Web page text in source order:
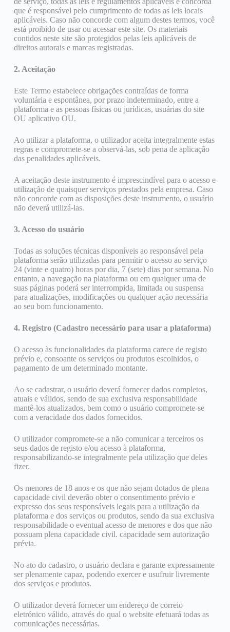
que é responsável pelo cumprimento de todas as leis locais
aplicáveis. Caso não concorde com algum destes termos, você
está proibido de usar ou acessar este site. Os materiais
contidos neste site são protegidos pelas leis aplicáveis ​​de
direitos autorais e marcas registradas.
2. Aceitação
Este Termo estabelece obrigações contraídas de forma
voluntária e espontânea, por prazo indeterminado, entre a
plataforma e as pessoas físicas ou jurídicas, usuárias do site
OU aplicativo OU.
Ao utilizar a plataforma, o utilizador aceita integralmente estas
regras e compromete-se a observá-las, sob pena de aplicação
das penalidades aplicáveis.
A aceitação deste instrumento é imprescindível para o acesso e
utilização de quaisquer serviços prestados pela empresa. Caso
não concorde com as disposições deste instrumento, o usuário
não deverá utilizá-las.
3. Acesso do usuário
Todas as soluções técnicas disponíveis ao responsável pela
plataforma serão utilizadas para permitir o acesso ao serviço
24 (vinte e quatro) horas por dia, 7 (sete) dias por semana. No
entanto, a navegação na plataforma ou em qualquer uma de
suas páginas poderá ser interrompida, limitada ou suspensa
para atualizações, modificações ou qualquer ação necessária
ao seu bom funcionamento.
4. Registro (Cadastro necessário para usar a plataforma)
O acesso às funcionalidades da plataforma carece de registo
prévio e, consoante os serviços ou produtos escolhidos, o
pagamento de um determinado montante.
Ao se cadastrar, o usuário deverá fornecer dados completos,
atuais e válidos, sendo de sua exclusiva responsabilidade
mantê-los atualizados, bem como o usuário compromete-se
com a veracidade dos dados fornecidos.
O utilizador compromete-se a não comunicar a terceiros os
seus dados de registo e/ou acesso à plataforma,
responsabilizando-se integralmente pela utilização que deles
fizer.
Os menores de 18 anos e os que não sejam dotados de plena
capacidade civil deverão obter o consentimento prévio e
expresso dos seus responsáveis ​​legais para a utilização da
plataforma e dos serviços ou produtos, sendo da sua exclusiva
responsabilidade o eventual acesso de menores e dos que não
possuam plena capacidade civil. capacidade sem autorização
prévia.
No ato do cadastro, o usuário declara e garante expressamente
ser plenamente capaz, podendo exercer e usufruir livremente
dos serviços e produtos.
O utilizador deverá fornecer um endereço de correio
eletrónico válido, através do qual o website efetuará todas as
comunicações necessárias.